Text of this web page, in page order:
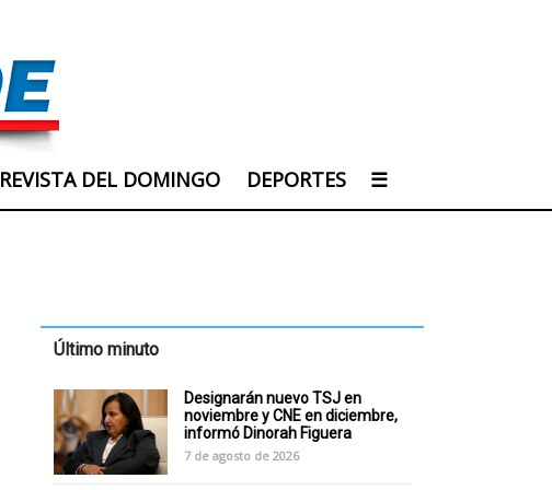
REVISTA DEL DOMINGO DEPORTES ☰
Último minuto
Designarán nuevo TSJ en
noviembre y CNE en diciembre,
informó Dinorah Figuera
7 de agosto de 2026